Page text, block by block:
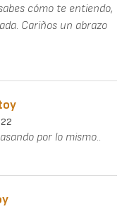
cómo te entiendo,
Cariños un abrazo
por lo mismo..